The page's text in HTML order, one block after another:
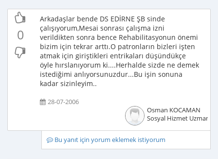
0
Arkadaşlar bende DS EDİRNE ŞB sinde
çalışıyorum,Mesai sonrası çalışma izni
verildikten sonra bence Rehabilitasyonun önemi
bizim için tekrar arttı.O patronların bizleri işten
atmak için giriştikleri entrikaları düşündükçe
öyle hırslanıyorum ki....Herhalde sizde ne demek
istediğimi anlıyorsunuzdur...Bu işin sonuna
kadar sizinleyim..
28-07-2006
Osman KOCAMAN
Sosyal Hizmet Uzmanı
Bu yanıt için yorum eklemek istiyorum